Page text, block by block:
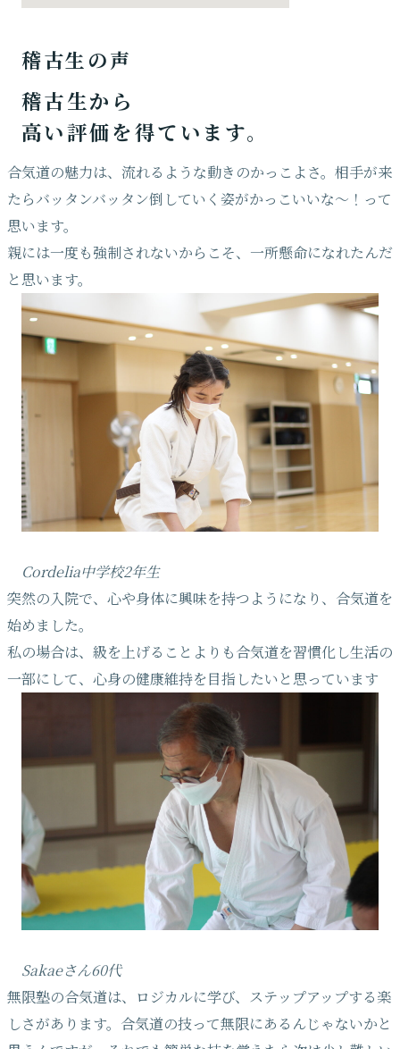
稽古生の声
稽古生から
高い評価を得ています。
合気道の魅力は、流れるような動きのかっこよさ。相手が来
たらバッタンバッタン倒していく姿がかっこいいな〜！って
思います。
親には一度も強制されないからこそ、一所懸命になれたんだ
と思います。
Cordelia中学校2年生
突然の入院で、心や身体に興味を持つようになり、合気道を
始めました。
私の場合は、級を上げることよりも合気道を習慣化し生活の
一部にして、心身の健康維持を目指したいと思っています
Sakaeさん60代
無限塾の合気道は、ロジカルに学び、ステップアップする楽
しさがあります。合気道の技って無限にあるんじゃないかと